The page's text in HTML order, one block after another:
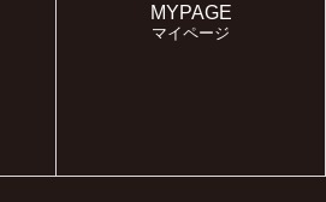
MYPAGE
マイページ